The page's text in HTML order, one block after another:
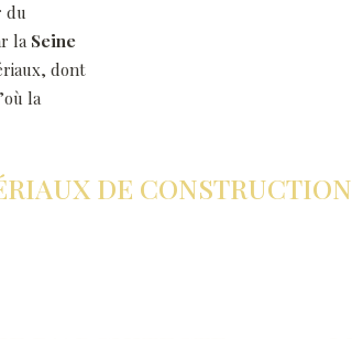
du
la Seine
dont
la
DE